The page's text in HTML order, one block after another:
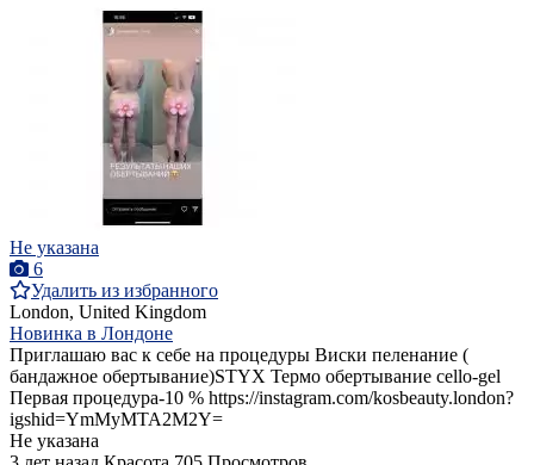
Не указана
6
Удалить из избранного
London, United Kingdom
Новинка в Лондоне
Приглашаю вас к себе на процедуры Виски пеленание (
бандажное обертывание)STYX Термо обертывание cello-gel
Первая процедура-10 % https://instagram.com/kosbeauty.london?
igshid=YmMyMTA2M2Y=
Не указана